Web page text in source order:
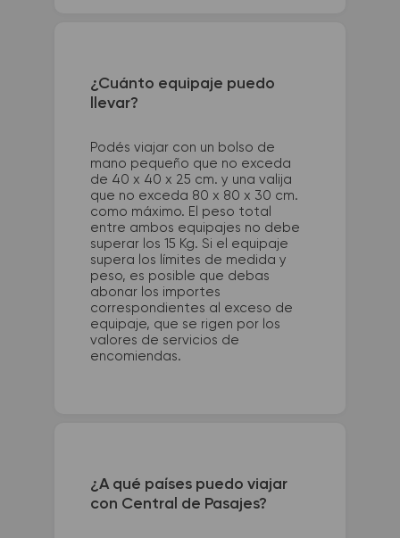
¿Cuánto equipaje puedo
llevar?
Podés viajar con un bolso de
mano pequeño que no exceda
de 40 x 40 x 25 cm. y una valija
que no exceda 80 x 80 x 30 cm.
como máximo. El peso total
entre ambos equipajes no debe
superar los 15 Kg. Si el equipaje
supera los límites de medida y
peso, es posible que debas
abonar los importes
correspondientes al exceso de
equipaje, que se rigen por los
valores de servicios de
encomiendas.
¿A qué países puedo viajar
con Central de Pasajes?